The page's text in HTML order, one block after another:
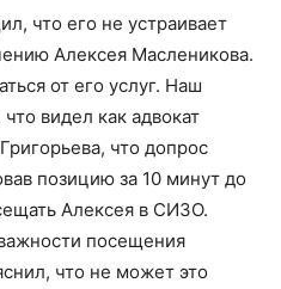
что его не устраивает
Алексея Масленикова.
от его услуг. Наш
видел как адвокат
что допрос
позицию за 10 минут до
Алексея в СИЗО.
посещения
что не может это